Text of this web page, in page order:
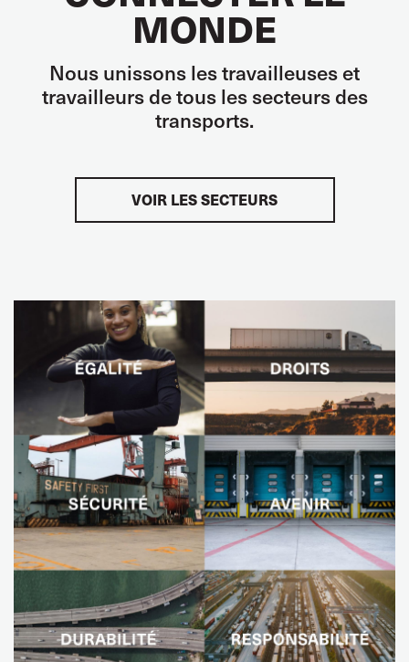
MONDE
Nous unissons les travailleuses et
travailleurs de tous les secteurs des
transports.
VOIR LES SECTEURS